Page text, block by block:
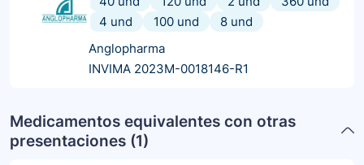
4 und
100 und
8 und
Anglopharma
INVIMA 2023M-0018146-R1
Medicamentos equivalentes con otras
presentaciones (1)